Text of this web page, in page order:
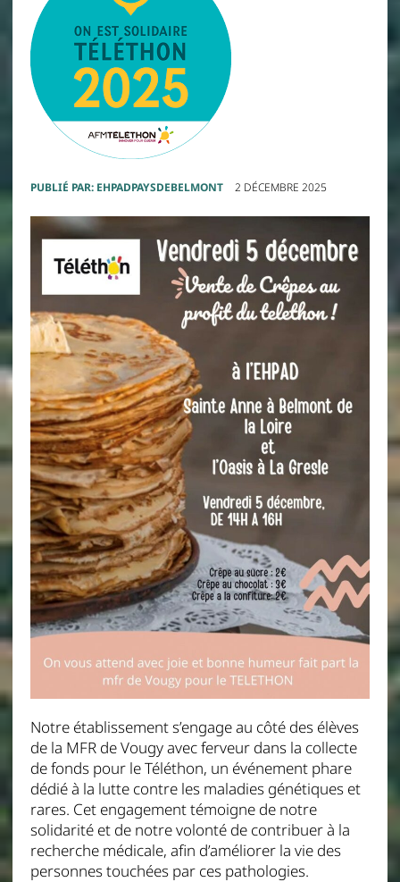
PUBLIÉ PAR: EHPADPAYSDEBELMONT 2 DÉCEMBRE 2025
Notre établissement s’engage au côté des élèves
de la MFR de Vougy avec ferveur dans la collecte
de fonds pour le Téléthon, un événement phare
dédié à la lutte contre les maladies génétiques et
rares. Cet engagement témoigne de notre
solidarité et de notre volonté de contribuer à la
recherche médicale, afin d’améliorer la vie des
personnes touchées par ces pathologies.